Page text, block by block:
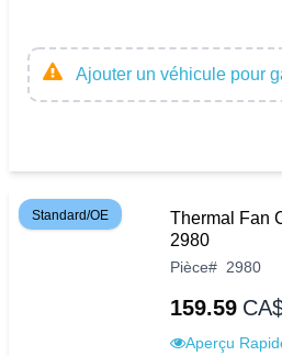
Ajouter un véhicule pour
Standard/OE
Thermal Fan
2980
Pièce# 2980
159.59
Aperçu